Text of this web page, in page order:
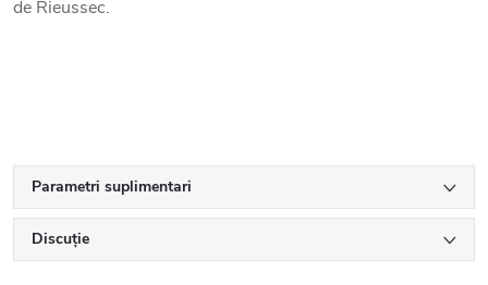
de Rieussec.
Parametri suplimentari
Discuţie